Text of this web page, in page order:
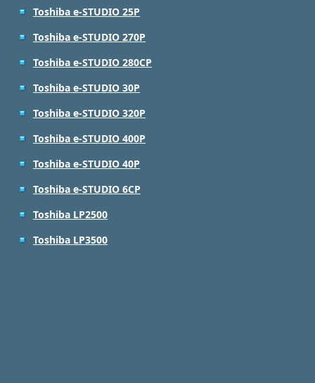
Toshiba e-STUDIO 25P
Toshiba e-STUDIO 270P
Toshiba e-STUDIO 280CP
Toshiba e-STUDIO 30P
Toshiba e-STUDIO 320P
Toshiba e-STUDIO 400P
Toshiba e-STUDIO 40P
Toshiba e-STUDIO 6CP
Toshiba LP2500
Toshiba LP3500